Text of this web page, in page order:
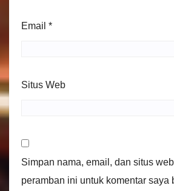
Email *
Situs Web
Simpan nama, email, dan situs
peramban ini untuk komentar saya